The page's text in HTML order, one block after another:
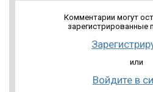
Комментарии могут
зарегистрированные
или
Войдите в